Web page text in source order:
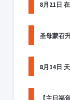
8月21日
圣母蒙召
8月14日
【主日福